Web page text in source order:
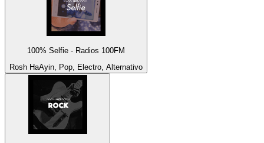
100% Selfie - Radios 100FM
Rosh HaAyin, Pop, Electro, Alternativo